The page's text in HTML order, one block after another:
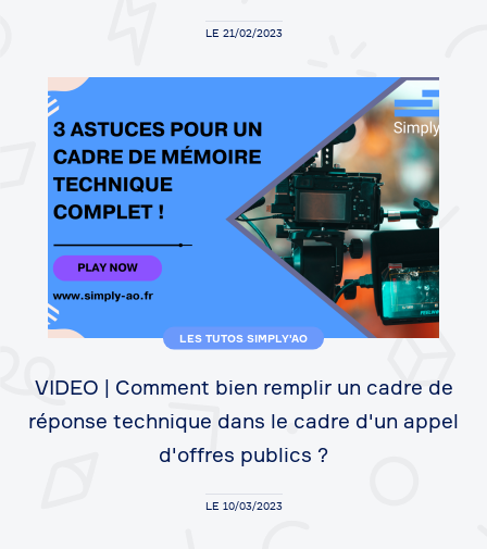
LE 21/02/2023
LES TUTOS SIMPLY'AO
VIDEO | Comment bien remplir un cadre de
réponse technique dans le cadre d'un appel
d'offres publics ?
LE 10/03/2023